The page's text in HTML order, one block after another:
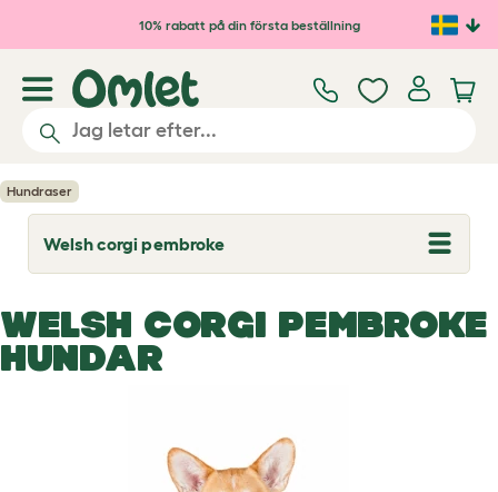
Hoppa till huvudinnehåll
10% rabatt på din första beställning
Hundraser
Welsh corgi pembroke
T
o
e
d
r
WELSH CORGI PEMBROKE
HUNDAR